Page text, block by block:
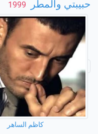
حبيبتي والمطر
كاظم الساهر